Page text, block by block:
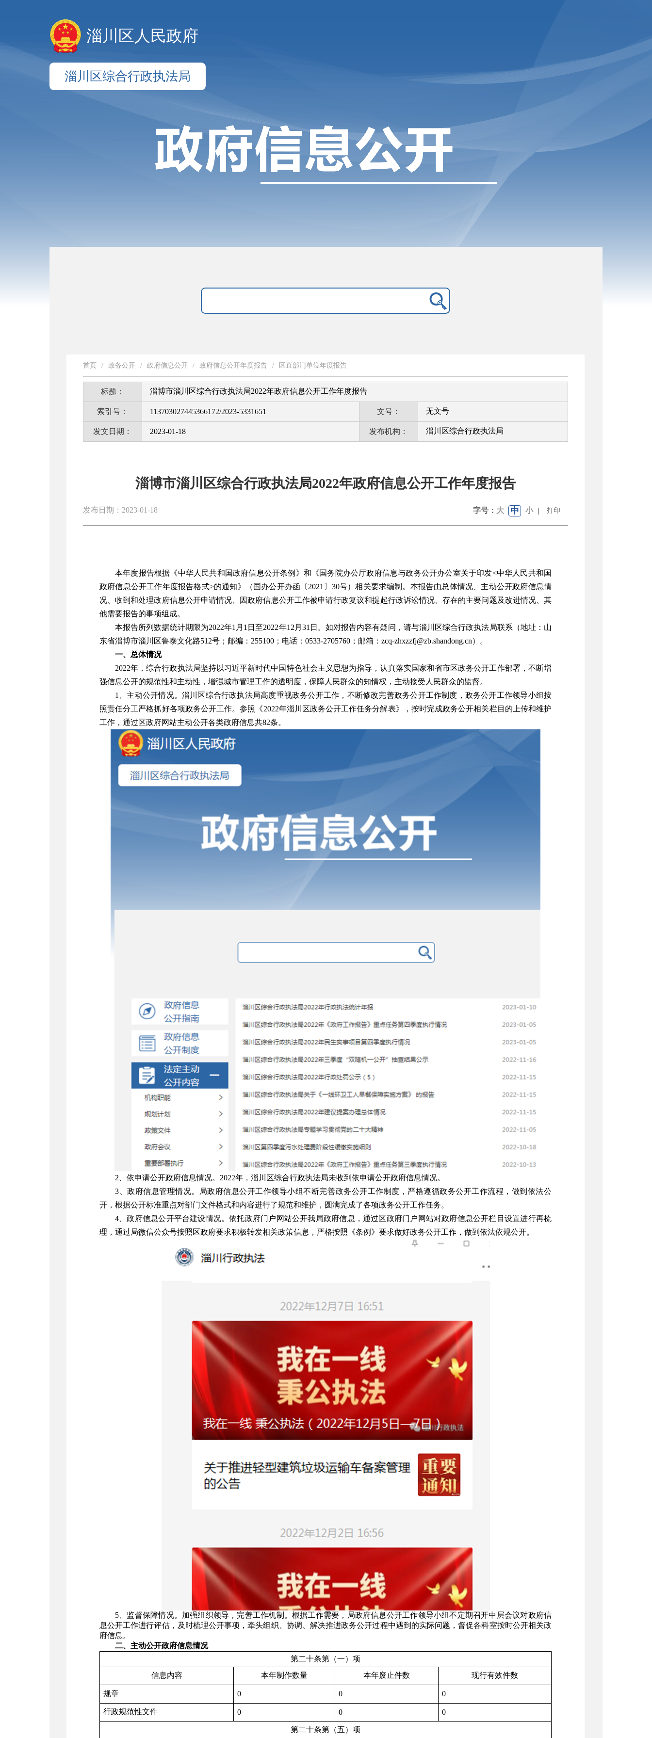
淄川区人民政府
淄川区综合行政执法局
首页 / 政务公开 / 政府信息公开 / 政府信息公开年度报告 / 区直部门单位年度报告
标题： 淄博市淄川区综合行政执法局2022年政府信息公开工作年度报告
索引号： 113703027445366172/2023-5331651 文号： 无文号
发文日期： 2023-01-18 发布机构： 淄川区综合行政执法局
淄博市淄川区综合行政执法局2022年政府信息公开工作年度报告
发布日期：2023-01-18 字号： 大 中 小 | 打印
本年度报告根据《中华人民共和国政府信息公开条例》和《国务院办公厅政府信息与政务公开办公室关于印发<中华人民共和国
政府信息公开工作年度报告格式>的通知》（国办公开办函〔 2021 〕 30号）相关要求编制。 本报告由总体情况、主动公开政府信息情
况、收到和处理政府信息公开申请情况、因政府信息公开工作被申请行政复议和提起行政诉讼情况、存在的主要问题及改进情况、其
他需要报告的事项组成。
本报告所列数据统计期限为2022年1 月 1 日至2022年12 月 31 日。如对报告内容有疑问，请与淄川区综合行政执法局联系（地址：山
东省淄博市淄川区鲁泰文化路512号；邮编： 255100 ；电话： 0533-2705760 ；邮箱： zcq-zhxzzfj@zb.shandong.cn）。
一、总体情况
2022年，综合行政执法局坚持以习近平新时代中国特色社会主义思想为指导，认真落实国家和省市区政务公开工作部署，不断增
强信息公开的规范性和主动性，增强城市管理工作的透明度，保障人民群众的知情权，主动接受人民群众的监督。
1
、主动公开情况。淄川区综合行政执法局高度重视政务公开工作，不断修改完善政务公开工作制度，政务公开工作领导小组按
照责任分工严格抓好各项政务公开工作。参照《2022年淄川区政务公开工作任务分解表》，按时完成政务公开相关栏目的上传和维护
工作，通过区政府网站主动公开各类政府信息共82条。
2 、依申请公开政府信息情况。 2022年，淄川区综合行政执法局未收到依申请公开政府信息情况。
3 、政府信息管理情况。局政府信息公开工作领导小组不断完善政务公开工作制度，严格遵循政务公开工作流程，做到依法公
开，根据公开标准重点对部门文件格式和内容进行了规范和维护，圆满完成了各项政务公开工作任务。
4 、政府信息公开平台建设情况。依托政府门户网站公开我局政府信息，通过区政府门户网站对政府信息公开栏目设置进行再梳
理，通过局微信公众号按照区政府要求积极转发相关政策信息，严格按照《条例》要求做好政务公开工作，做到依法依规公开。
5 、监督保障情况。加强组织领导，完善工作机制。根据工作需要，局政府信息公开工作领导小组不定期召开中层会议对政府信
息公开工作进行评估，及时梳理公开事项，牵头组织、协调、解决推进政务公开过程中遇到的实际问题，督促各科室按时公开相关政
府信息。
二、主动公开政府信息情况
第二十条第（一）项
信息内容
本年制作数量 本年废止件数 现行有效件数
规章 0 0 0
行政规范性文件 0 0 0
第二十条第（五）项